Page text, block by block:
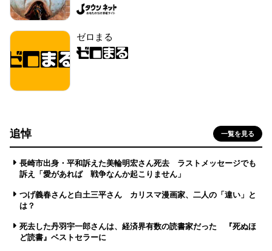
ゼロまる
追悼 一覧を見る
長崎市出身・平和訴えた美輪明宏さん死去 ラストメッセージでも
訴え「愛があれば 戦争なんか起こりません」
つげ義春さんと白土三平さん カリスマ漫画家、二人の「違い」と
は？
死去した丹羽宇一郎さんは、経済界有数の読書家だった 『死ぬほ
ど読書』ベストセラーに